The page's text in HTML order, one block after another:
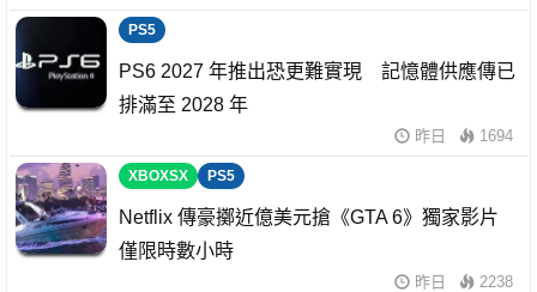
PS5
PS6 2027 年推出恐更難實現 記憶體供應傳已
排滿至 2028 年
昨日 1694
XBOXSX PS5
Netflix 傳豪擲近億美元搶《GTA 6》獨家影片
僅限時數小時
昨日 2238